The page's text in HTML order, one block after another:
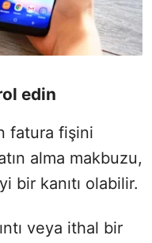
edin
fatura fişini
alma makbuzu,
bir kanıtı olabilir.
veya ithal bir